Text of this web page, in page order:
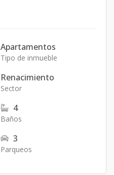
Apartamentos
Tipo de inmueble
Renacimiento
Sector
4
Baños
3
Parqueos